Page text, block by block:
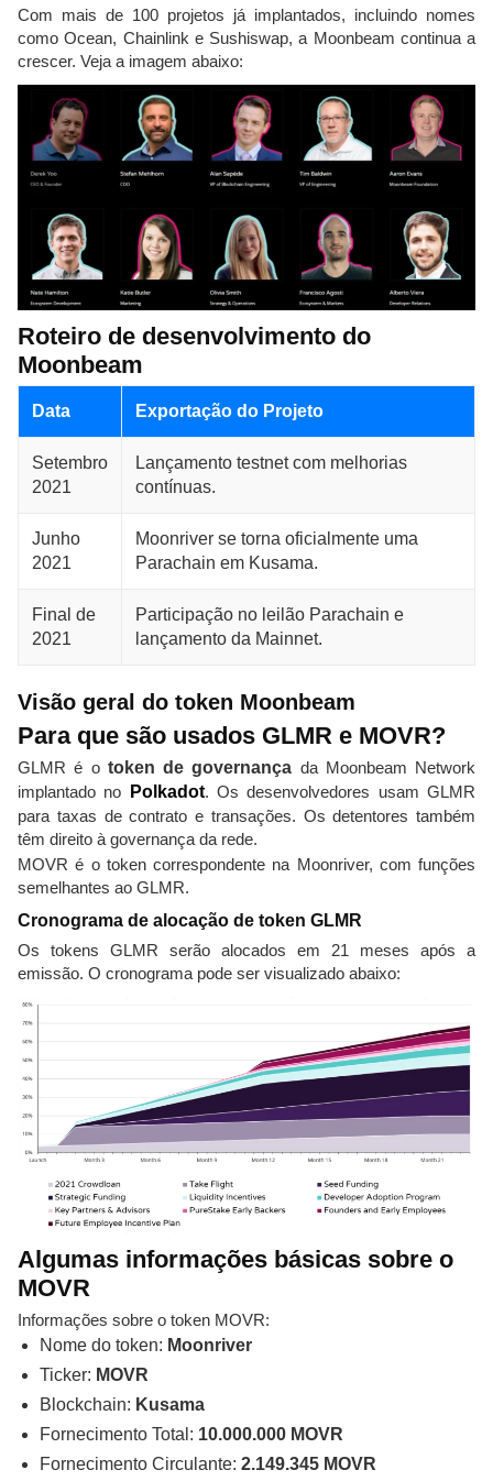
Com mais de 100 projetos já implantados, incluindo nomes
como Ocean, Chainlink e Sushiswap, a Moonbeam continua a
crescer. Veja a imagem abaixo:
Roteiro de desenvolvimento do
Moonbeam
Data Exportação do Projeto
Setembro
2021
Lançamento testnet com melhorias
contínuas.
Junho
2021
Moonriver se torna oficialmente uma
Parachain em Kusama.
Final de
2021
Participação no leilão Parachain e
lançamento da Mainnet.
Visão geral do token Moonbeam
Para que são usados GLMR e MOVR?
GLMR é o token de governança da Moonbeam Network
implantado no
Polkadot. Os desenvolvedores usam GLMR
para taxas de contrato e transações. Os detentores também
têm direito à governança da rede.
MOVR é o token correspondente na Moonriver, com funções
semelhantes ao GLMR.
Cronograma de alocação de token GLMR
Os tokens GLMR serão alocados em 21 meses após a
emissão. O cronograma pode ser visualizado abaixo:
Algumas informações básicas sobre o
MOVR
Informações sobre o token MOVR:
Nome do token: Moonriver
Ticker: MOVR
Blockchain: Kusama
Fornecimento Total: 10.000.000 MOVR
Fornecimento Circulante: 2.149.345 MOVR